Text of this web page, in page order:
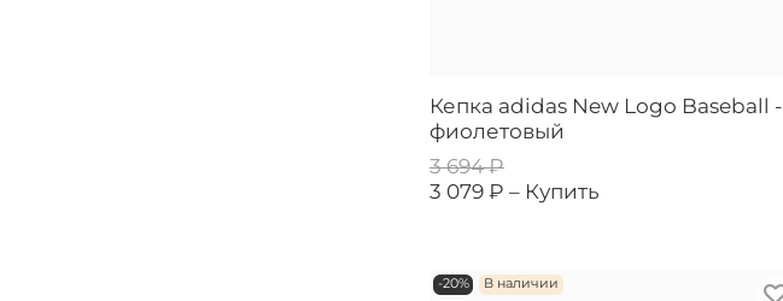
Кепка adidas New Logo Baseball -
фиолетовый
3 694 ₽
3 079 ₽ – Купить
-20% В наличии